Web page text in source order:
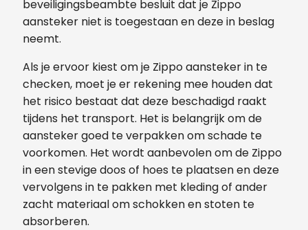
beveiligingsbeambte besluit dat je Zippo
aansteker niet is toegestaan ​​en deze in beslag
neemt.
Als je ervoor kiest om je Zippo aansteker in te
checken, moet je er rekening mee houden dat
het risico bestaat dat deze beschadigd raakt
tijdens het transport. Het is belangrijk om de
aansteker goed te verpakken om schade te
voorkomen. Het wordt aanbevolen om de Zippo
in een stevige doos of hoes te plaatsen en deze
vervolgens in te pakken met kleding of ander
zacht materiaal om schokken en stoten te
absorberen.